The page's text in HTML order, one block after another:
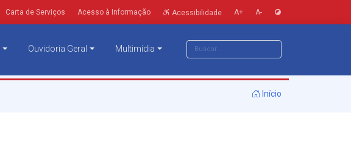
Carta de Serviços Acesso à Informação Acessibilidade A+ A-
Ouvidoria Geral Multimídia
Início